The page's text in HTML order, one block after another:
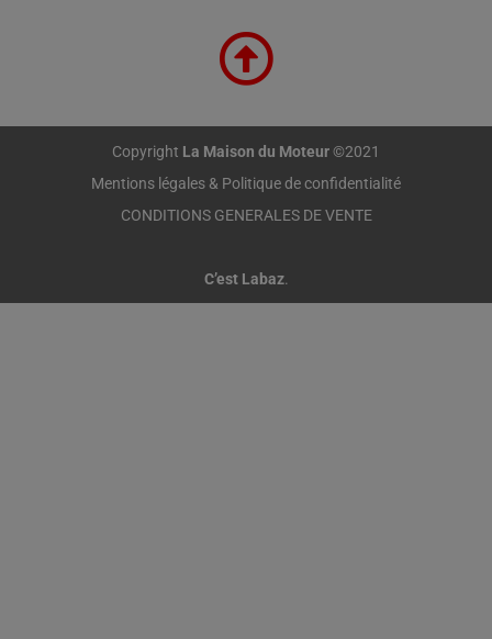
Copyright La Maison du Moteur©2021
Mentions légales & Politique de confidentialité
CONDITIONS GENERALES DE VENTE
C’est Labaz.